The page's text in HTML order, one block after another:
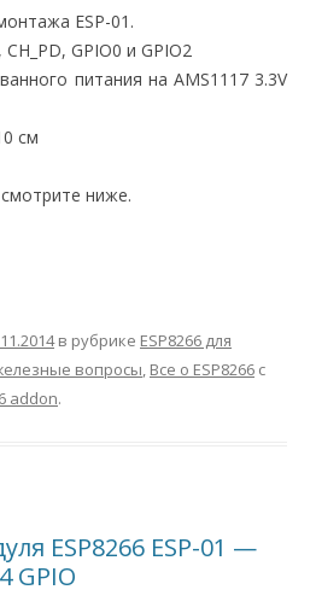
ESP-01.
GPIO0 и GPIO2
питания на AMS1117 3.3V
см
ниже.
в рубрике ESP8266 для
вопросы, Все о ESP8266 с
addon.
ESP8266 ESP-01 —
GPIO